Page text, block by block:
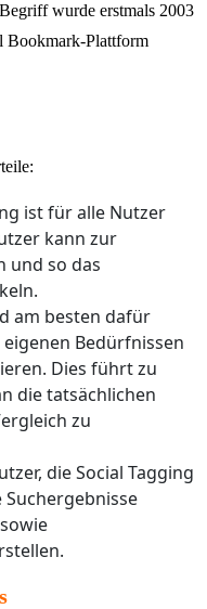
wurde erstmals 2003
Bookmark-Plattform
ist für alle Nutzer
kann zur
und so das
am besten dafür
Bedürfnissen
Dies führt zu
die tatsächlichen
zu
die Social Tagging